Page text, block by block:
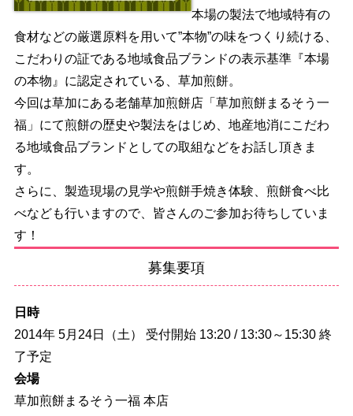
本場の製法で地域特有の
食材などの厳選原料を用いて”本物”の味をつくり続ける、
こだわりの証である地域食品ブランドの表示基準『本場
の本物』に認定されている、草加煎餅。
今回は草加にある老舗草加煎餅店「草加煎餅まるそう一
福」にて煎餅の歴史や製法をはじめ、地産地消にこだわ
る地域食品ブランドとしての取組などをお話し頂きま
す。
さらに、製造現場の見学や煎餅手焼き体験、煎餅食べ比
べなども行いますので、皆さんのご参加お待ちしていま
す！
募集要項
日時
2014年 5月24日（土） 受付開始 13:20 / 13:30～15:30 終
了予定
会場
草加煎餅まるそう一福 本店